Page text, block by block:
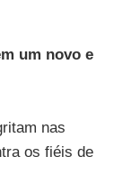
um novo e
nas
os fiéis de